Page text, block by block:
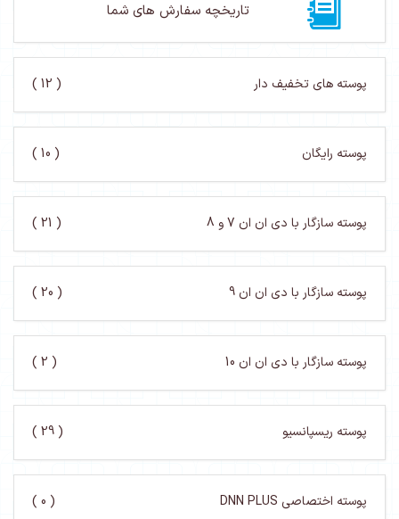
تاریخچه سفارش های شما
پوسته های تخفیف دار ( 12 )
پوسته رایگان ( 10 )
پوسته سازگار با دی ان ان 7 و 8 ( 21 )
پوسته سازگار با دی ان ان 9 ( 20 )
پوسته سازگار با دی ان ان 10 ( 2 )
پوسته ریسپانسیو ( 29 )
پوسته اختصاصی DNN PLUS ( 0 )